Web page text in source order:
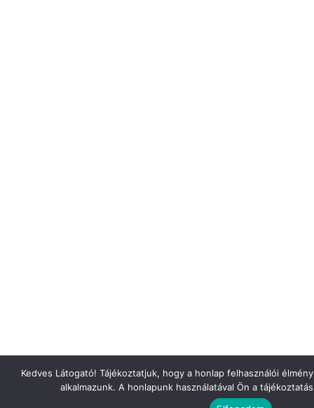
Kedves Látogató! Tájékoztatjuk, hogy a honlap felhasználói
alkalmazunk. A honlapunk használatával Ön a